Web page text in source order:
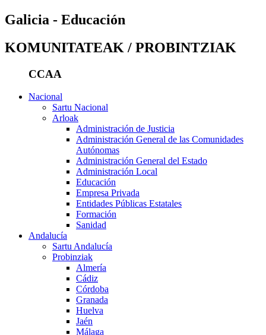
Galicia - Educación
KOMUNITATEAK / PROBINTZIAK
CCAA
Nacional
Sartu Nacional
Arloak
Administración de Justicia
Administración General de las Comunidades
Autónomas
Administración General del Estado
Administración Local
Educación
Empresa Privada
Entidades Públicas Estatales
Formación
Sanidad
Andalucía
Sartu Andalucía
Probinziak
Almería
Cádiz
Córdoba
Granada
Huelva
Jaén
Málaga